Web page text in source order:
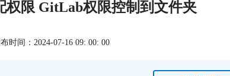
权限 GitLab权限控制到文件夹
时间：2024-07-16 09: 00: 00